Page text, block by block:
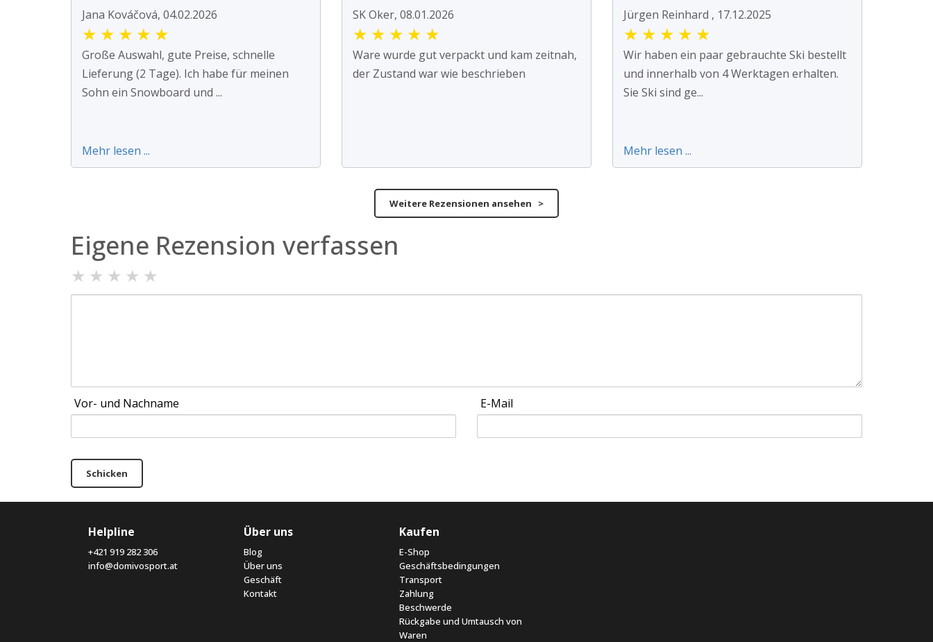
Jana Kováčová, 04.02.2026
★ ★ ★ ★ ★
Große Auswahl, gute Preise, schnelle
Lieferung (2 Tage). Ich habe für meinen
Sohn ein Snowboard und ...
Mehr lesen ...
SK Oker, 08.01.2026
★ ★ ★ ★ ★
Ware wurde gut verpackt und kam zeitnah,
der Zustand war wie beschrieben
Jürgen Reinhard , 17.12.2025
★ ★ ★ ★ ★
Wir haben ein paar gebrauchte Ski bestellt
und innerhalb von 4 Werktagen erhalten.
Sie Ski sind ge...
Mehr lesen ...
Weitere Rezensionen ansehen >
Eigene Rezension verfassen
★ ★ ★ ★ ★
Vor- und Nachname E-Mail
Schicken
Helpline
+421 919 282 306
info@domivosport.at
Über uns
Blog
Über uns
Geschäft
Kontakt
Kaufen
E-Shop
Geschäftsbedingungen
Transport
Zahlung
Beschwerde
Rückgabe und Umtausch von
Waren